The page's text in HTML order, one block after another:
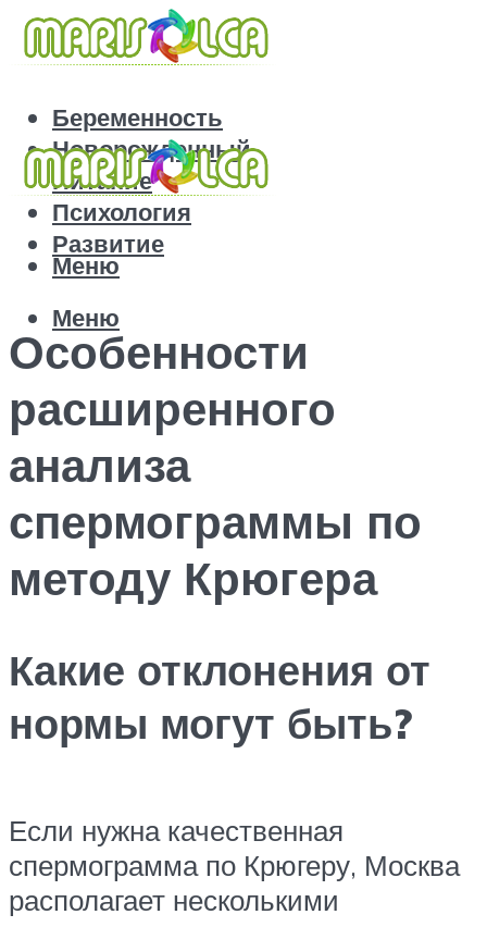
Беременность
Новорожденный
Питание
Психология
Развитие
Меню
Меню
Особенности
расширенного
анализа
спермограммы по
методу Крюгера
Какие отклонения от
нормы могут быть?
Если нужна качественная
спермограмма по Крюгеру, Москва
располагает несколькими